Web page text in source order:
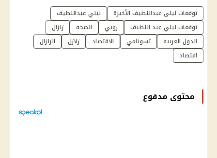
توقعات ليلى عبداللطيف الأخيرة
ليلي عبداللطيف
توقعات ليلي عبد اللطيف
روبي الصحة
زلزال
الدول العربية
تسونامي الاقتصاد زلازل
الزلزال
اقتصاد
محتوى مدفوع